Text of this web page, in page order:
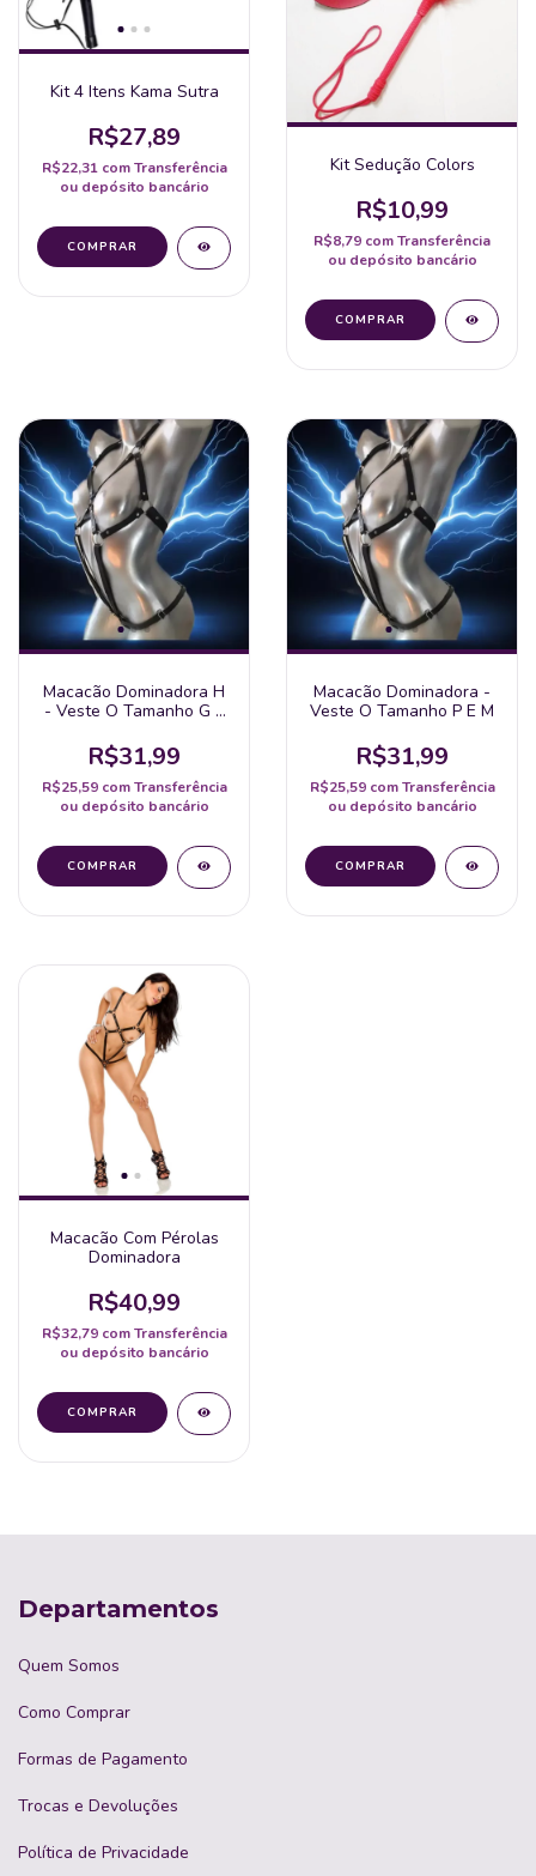
Kit 4 Itens Kama Sutra
R$27,89
R$22,31 com Transferência
ou depósito bancário
Kit Sedução Colors
R$10,99
R$8,79 comTransferência
ou depósito bancário
Macacão Dominadora H
- Veste O Tamanho G E
R$31,99
R$25,59 com Transferência
ou depósito bancário
Macacão Dominadora -
Veste O Tamanho P E M
R$31,99
R$25,59 com Transferência
ou depósito bancário
Macacão Com Pérolas
Dominadora
R$40,99
R$32,79 com Transferência
ou depósito bancário
Departamentos
Quem Somos
Como Comprar
Formas de Pagamento
Trocas e Devoluções
Política de Privacidade